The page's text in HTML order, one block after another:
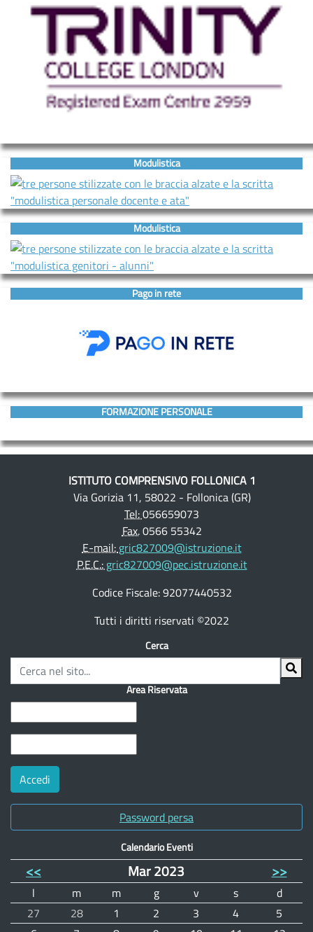
Modulistica
Modulistica
Pago in rete
FORMAZIONE PERSONALE
ISTITUTO COMPRENSIVO FOLLONICA 1
Via Gorizia 11, 58022 - Follonica (GR)
Tel:056659073
Fax.0566 55342
E-mail:gric827009@istruzione.it
P.E.C.:gric827009@pec.istruzione.it
Codice Fiscale: 92077440532
Tutti i diritti riservati ©2022
Cerca
Area Riservata
Password persa
Calendario Eventi
<< Mar 2023 >>
l m m g v s
d
27
28 1 2 3 4
5